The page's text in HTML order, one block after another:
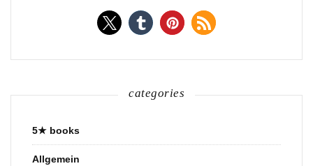
categories
5★ books
Allgemein